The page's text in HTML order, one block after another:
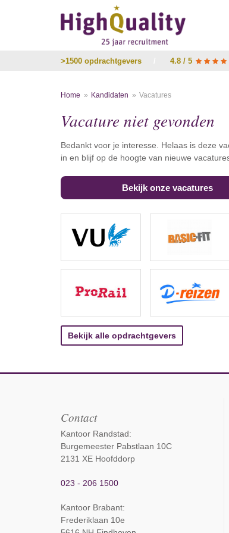
>1500 opdrachtgevers 4.8 / 5
Home Kandidaten Vacatures
Vacature niet gevonden
Bedankt voor je interesse. Helaas is deze
in en blijf op de hoogte van nieuwe
Bekijk onze vacatures
Bekijk alle opdrachtgevers
Contact
Kantoor Randstad:
Burgemeester Pabstlaan 10C
2131 XE Hoofddorp
023 - 206 1500
Kantoor Brabant:
Frederiklaan 10e